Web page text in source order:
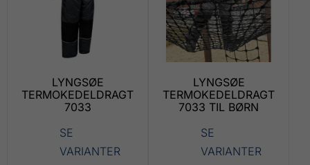
LYNGSØE
TERMOKEDELDRAGT
7033
SE
VARIANTER
LYNGSØE
TERMOKEDELDRAGT
7033 TIL BØRN
SE
VARIANTER